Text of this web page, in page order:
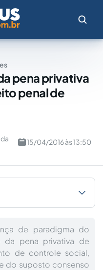
pena privativa
penal de
15/04/2016 às 13:50
de paradigma do
pena privativa de
de controle social,
do suposto consenso